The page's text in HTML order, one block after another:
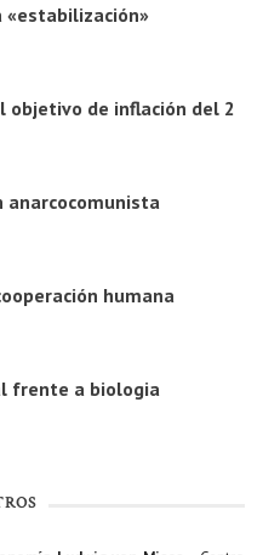
«estabilización»
objetivo de inflación del 2
anarcocomunista
humana
frente a biologia